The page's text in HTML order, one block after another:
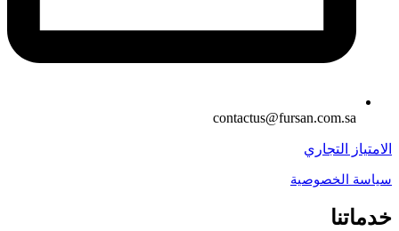
contactus@fursan.com.sa
الامتياز التجاري
سياسة الخصوصية
خدماتنا